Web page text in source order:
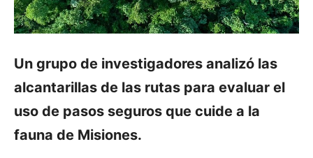
Un grupo de investigadores analizó las
alcantarillas de las rutas para evaluar el
uso de pasos seguros que cuide a la
fauna de Misiones.